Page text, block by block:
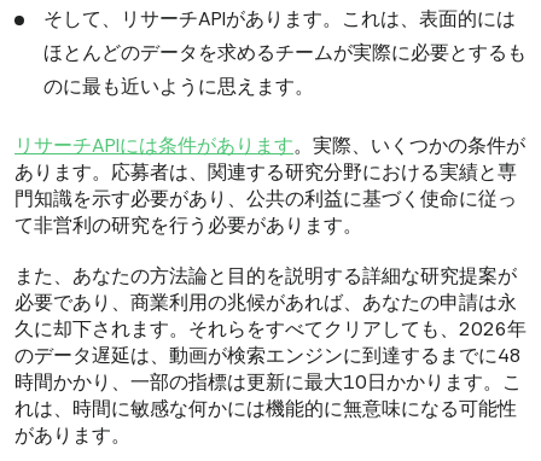
そして、リサーチAPIがあります。これは、表面的には
ほとんどのデータを求めるチームが実際に必要とするも
のに最も近いように思えます。
リサーチAPIには条件があります。実際、いくつかの条件が
あります。応募者は、関連する研究分野における実績と専
門知識を示す必要があり、公共の利益に基づく使命に従っ
て非営利の研究を行う必要があります。
また、あなたの方法論と目的を説明する詳細な研究提案が
必要であり、商業利用の兆候があれば、あなたの申請は永
久に却下されます。それらをすべてクリアしても、2026年
のデータ遅延は、動画が検索エンジンに到達するまでに48
時間かかり、一部の指標は更新に最大10日かかります。こ
れは、時間に敏感な何かには機能的に無意味になる可能性
があります。